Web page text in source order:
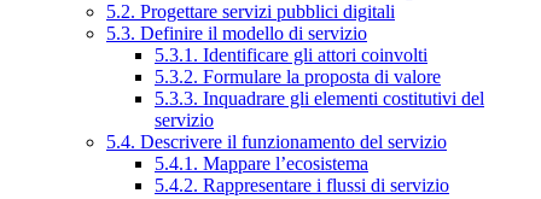
5.2. Progettare servizi pubblici digitali
5.3. Definire il modello di servizio
5.3.1. Identificare gli attori coinvolti
5.3.2. Formulare la proposta di valore
5.3.3. Inquadrare gli elementi costitutivi del
servizio
5.4. Descrivere il funzionamento del servizio
5.4.1. Mappare l’ecosistema
5.4.2. Rappresentare i flussi di servizio